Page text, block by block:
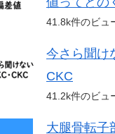
41.8k件のビュ
今さら聞け
CKC
41.2k件のビュ
大腿骨転子